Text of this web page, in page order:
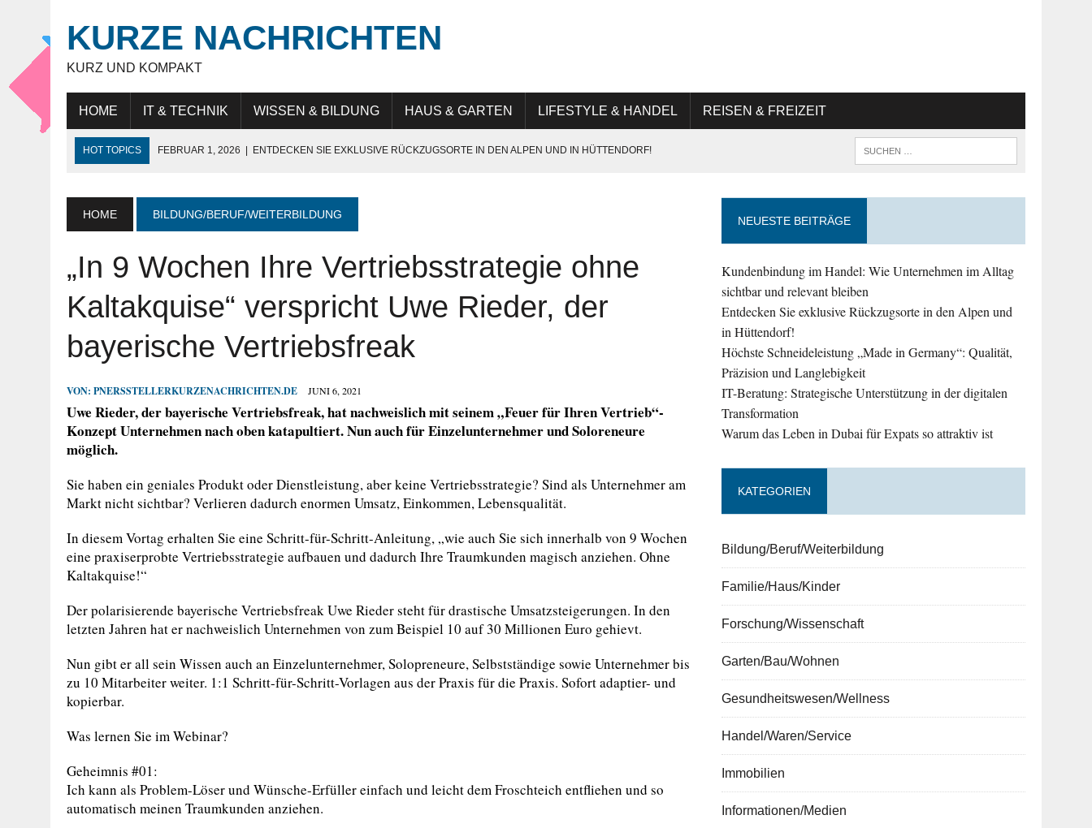
KURZE NACHRICHTEN
KURZ UND KOMPAKT
HOME IT & TECHNIK WISSEN & BILDUNG HAUS & GARTEN LIFESTYLE & HANDEL REISEN & FREIZEIT
HOT TOPICS FEBRUAR 1, 2026 ENTDECKEN SIE EXKLUSIVE RÜCKZUGSORTE IN DEN ALPEN UND IN HÜTTENDORF!
JULI 9, 2025 | WARUM DAS LEBEN IN DUBAI FÜR EXPATS SO ATTRAKTIV IST
MAI 18, 2026 KUNDENBINDUNG IM HANDEL: WIE UNTERNEHMEN IM ALLTAG SICHTBAR UND RELEVANT BLEIBEN
HOME BILDUNG/BERUF/WEITERBILDUNG
„In 9 Wochen Ihre Vertriebsstrategie ohne
Kaltakquise“ verspricht Uwe Rieder, der
bayerische Vertriebsfreak
VON: PNERSSTELLERKURZENACHRICHTEN.DE JUNI 6, 2021
Uwe Rieder, der bayerische Vertriebsfreak, hat nachweislich mit seinem „Feuer für Ihren Vertrieb“-
Konzept Unternehmen nach oben katapultiert. Nun auch für Einzelunternehmer und Soloreneure
möglich.
Sie haben ein geniales Produkt oder Dienstleistung, aber keine Vertriebsstrategie? Sind als Unternehmer am
Markt nicht sichtbar? Verlieren dadurch enormen Umsatz, Einkommen, Lebensqualität.
In diesem Vortag erhalten Sie eine Schritt-für-Schritt-Anleitung, „wie auch Sie sich innerhalb von 9 Wochen
eine praxiserprobte Vertriebsstrategie aufbauen und dadurch Ihre Traumkunden magisch anziehen. Ohne
Kaltakquise!“
Der polarisierende bayerische Vertriebsfreak Uwe Rieder steht für drastische Umsatzsteigerungen. In den
letzten Jahren hat er nachweislich Unternehmen von zum Beispiel 10 auf 30 Millionen Euro gehievt.
Nun gibt er all sein Wissen auch an Einzelunternehmer, Solopreneure, Selbstständige sowie Unternehmer bis
zu 10 Mitarbeiter weiter. 1:1 Schritt-für-Schritt-Vorlagen aus der Praxis für die Praxis. Sofort adaptier- und
kopierbar.
Was lernen Sie im Webinar?
Geheimnis #01:
Ich kann als Problem-Löser und Wünsche-Erfüller einfach und leicht dem Froschteich entfliehen und so
automatisch meinen Traumkunden anziehen.
NEUESTE BEITRÄGE
Kundenbindung im Handel: Wie Unternehmen im Alltag
sichtbar und relevant bleiben
Entdecken Sie exklusive Rückzugsorte in den Alpen und
in Hüttendorf!
Höchste Schneideleistung „Made in Germany“: Qualität,
Präzision und Langlebigkeit
IT-Beratung: Strategische Unterstützung in der digitalen
Transformation
Warum das Leben in Dubai für Expats so attraktiv ist
KATEGORIEN
Bildung/Beruf/Weiterbildung
Familie/Haus/Kinder
Forschung/Wissenschaft
Garten/Bau/Wohnen
Gesundheitswesen/Wellness
Handel/Waren/Service
Immobilien
Informationen/Medien